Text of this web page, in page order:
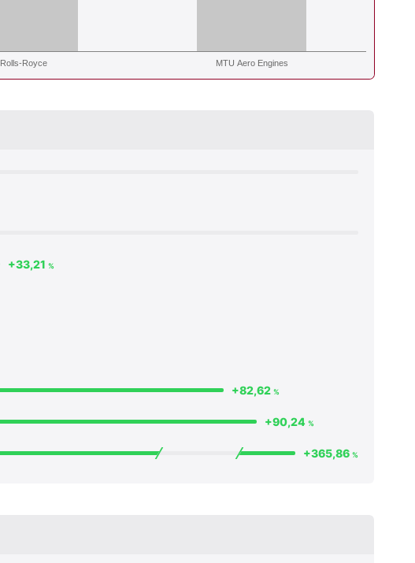
Rolls-Royce MTU Aero Engines
+33,21%
+82,62 %
+90,24 %
+365,86 %